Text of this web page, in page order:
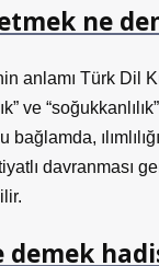
ne
anlamı Türk Dil
ve
bağlamda,
davranması